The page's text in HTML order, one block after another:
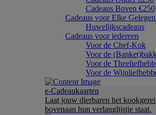
Cadeaus Boven €250
Cadeaus voor Elke
Huwelijkscadeaus
Cadeaus voor iedereen
Voor de Chef-Kok
Voor de
Voor de
Voor de
e-Cadeaukaarten
Laat jouw dierbaren het
bovenaan hun verlanglijstje staat.